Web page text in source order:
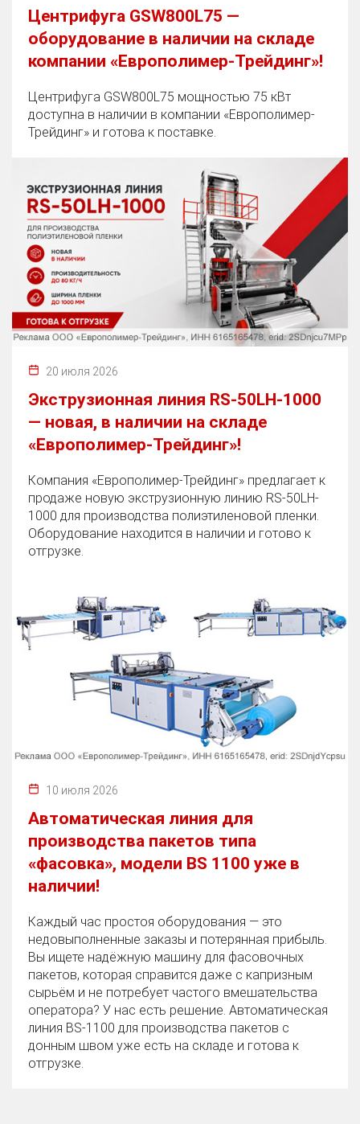
Центрифуга GSW800L75 —
оборудование в наличии на складе
компании «Европолимер-Трейдинг»!
Центрифуга GSW800L75 мощностью 75 кВт
доступна в наличии в компании «Европолимер-
Трейдинг» и готова к поставке.
20 июля 2026
Экструзионная линия RS-50LH-1000
— новая, в наличии на складе
«Европолимер-Трейдинг»!
Компания «Европолимер-Трейдинг» предлагает к
продаже новую экструзионную линию RS-50LH-
1000 для производства полиэтиленовой пленки.
Оборудование находится в наличии и готово к
отгрузке.
10 июля 2026
Автоматическая линия для
производства пакетов типа
«фасовка», модели BS 1100 уже в
наличии!
Каждый час простоя оборудования — это
недовыполненные заказы и потерянная прибыль.
Вы ищете надёжную машину для фасовочных
пакетов, которая справится даже с капризным
сырьём и не потребует частого вмешательства
оператора? У нас есть решение. Автоматическая
линия BS‑1100 для производства пакетов с
донным швом уже есть на складе и готова к
отгрузке.